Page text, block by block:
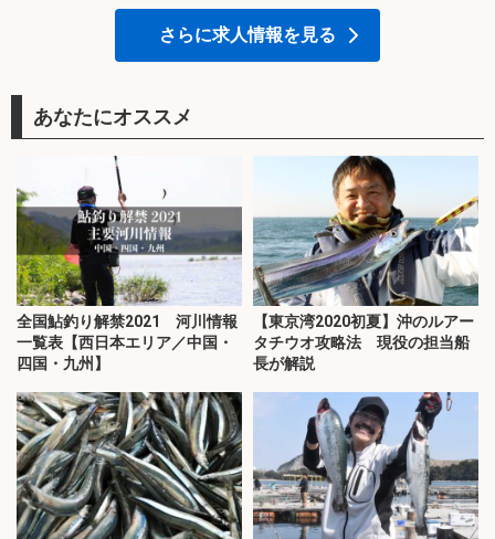
さらに求人情報を見る
あなたにオススメ
全国鮎釣り解禁2021 河川情報
一覧表【西日本エリア／中国・
四国・九州】
【東京湾2020初夏】沖のルアー
タチウオ攻略法 現役の担当船
長が解説